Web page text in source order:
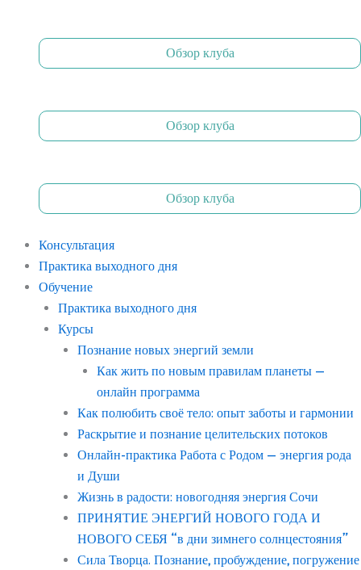
Обзор клуба
Обзор клуба
Обзор клуба
Консультация
Практика выходного дня
Обучение
Практика выходного дня
Курсы
Познание новых энергий земли
Как жить по новым правилам планеты —
онлайн программа
Как полюбить своё тело: опыт заботы и гармонии
Раскрытие и познание целительских потоков
Онлайн-практика Работа с Родом — энергия рода
и Души
Жизнь в радости: новогодняя энергия Сочи
ПРИНЯТИЕ ЭНЕРГИЙ НОВОГО ГОДА И
НОВОГО СЕБЯ “в дни зимнего солнцестояния”
Сила Творца. Познание, пробуждение, погружение